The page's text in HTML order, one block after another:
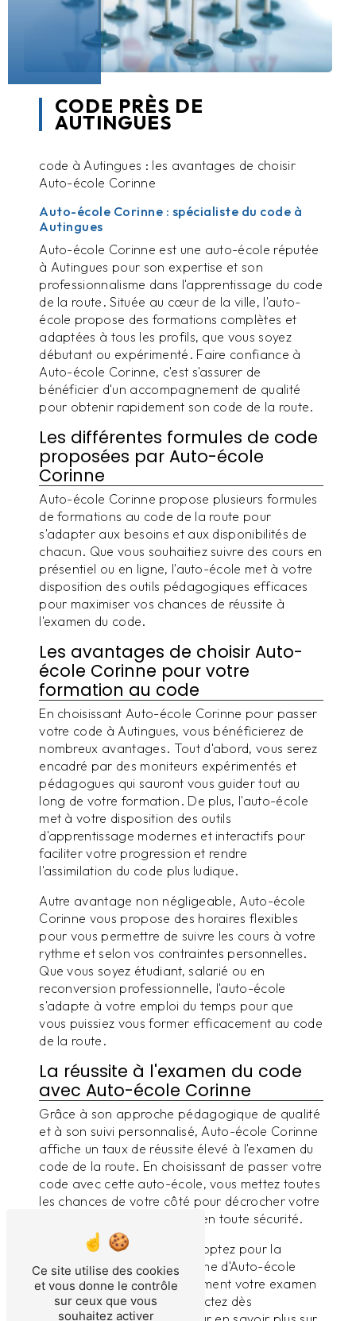
CODE PRÈS DE
AUTINGUES
code à Autingues : les avantages de choisir
Auto-école Corinne
Auto-école Corinne : spécialiste du code à
Autingues
Auto-école Corinne est une auto-école réputée
à Autingues pour son expertise et son
professionnalisme dans l'apprentissage du code
de la route. Située au cœur de la ville, l'auto-
école propose des formations complètes et
adaptées à tous les profils, que vous soyez
débutant ou expérimenté. Faire confiance à
Auto-école Corinne, c'est s'assurer de
bénéficier d'un accompagnement de qualité
pour obtenir rapidement son code de la route.
Les différentes formules de code
proposées par Auto-école
Corinne
Auto-école Corinne propose plusieurs formules
de formations au code de la route pour
s'adapter aux besoins et aux disponibilités de
chacun. Que vous souhaitiez suivre des cours en
présentiel ou en ligne, l'auto-école met à votre
disposition des outils pédagogiques efficaces
pour maximiser vos chances de réussite à
l'examen du code.
Les avantages de choisir Auto-
école Corinne pour votre
formation au code
En choisissant Auto-école Corinne pour passer
votre code à Autingues, vous bénéficierez de
nombreux avantages. Tout d'abord, vous serez
encadré par des moniteurs expérimentés et
pédagogues qui sauront vous guider tout au
long de votre formation. De plus, l'auto-école
met à votre disposition des outils
d'apprentissage modernes et interactifs pour
faciliter votre progression et rendre
l'assimilation du code plus ludique.
Autre avantage non négligeable, Auto-école
Corinne vous propose des horaires flexibles
pour vous permettre de suivre les cours à votre
rythme et selon vos contraintes personnelles.
Que vous soyez étudiant, salarié ou en
reconversion professionnelle, l'auto-école
s'adapte à votre emploi du temps pour que
vous puissiez vous former efficacement au code
de la route.
La réussite à l'examen du code
avec Auto-école Corinne
Grâce à son approche pédagogique de qualité
et à son suivi personnalisé, Auto-école Corinne
affiche un taux de réussite élevé à l'examen du
code de la route. En choisissant de passer votre
code avec cette auto-école, vous mettez toutes
les chances de votre côté pour décrocher votre
sésame et prendre la route en toute sécurité.
Ne perdez plus de temps et optez pour la
qualité et le professionnalisme d'Auto-école
Corinne pour réussir brillamment votre examen
du code à Autingues. Contactez dès
Ce site utilise des cookies
et vous donne le contrôle
sur ceux que vous
souhaitez activer